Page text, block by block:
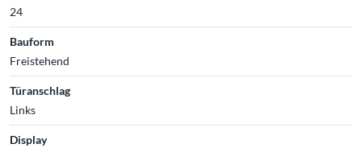
24
Bauform
Freistehend
Türanschlag
Links
Display